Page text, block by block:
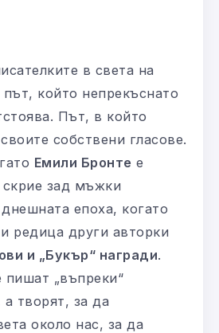
в света на
път, който непрекъснато
Път, в който
собствени гласове.
Емили Бронте е
скрие зад мъжки
епоха, когато
и редица други авторки
и „Букър“ награди.
„въпреки“
а творят, за да
около нас, за да